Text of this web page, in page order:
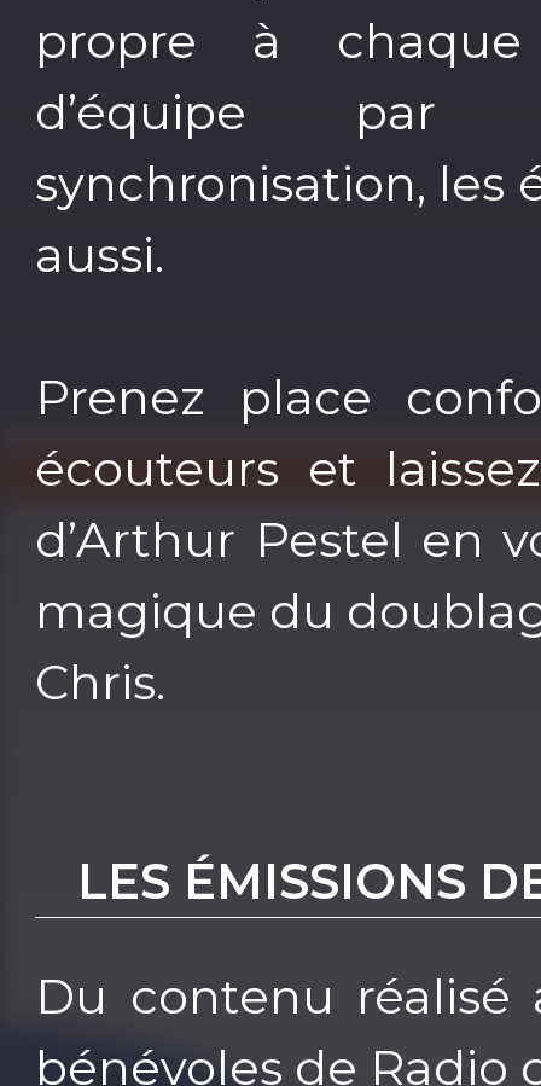
propre à
d’équipe par
synchronisation, les
aussi.
Prenez place
écouteurs et
d’Arthur Pestel en
magique du
Chris.
LES ÉMISSIONS
Du contenu réalisé
bénévoles de Radio